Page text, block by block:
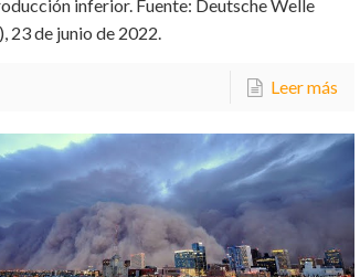
inferior. Fuente: Deutsche Welle
23 de junio de 2022.
Leer más